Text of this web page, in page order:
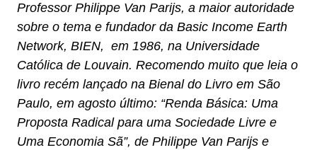
Professor Philippe Van Parijs, a maior autoridade
sobre o tema e fundador da Basic Income Earth
Network, BIEN, em 1986, na Universidade
Católica de Louvain. Recomendo muito que leia o
livro recém lançado na Bienal do Livro em São
Paulo, em agosto último: “Renda Básica: Uma
Proposta Radical para uma Sociedade Livre e
Uma Economia Sã”, de Philippe Van Parijs e